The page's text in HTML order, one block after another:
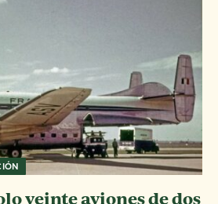
veinte aviones de dos